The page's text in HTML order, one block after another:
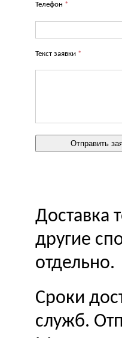
Телефон *
Текст заявки *
Доставка
другие
отдельно.
Сроки
служб.